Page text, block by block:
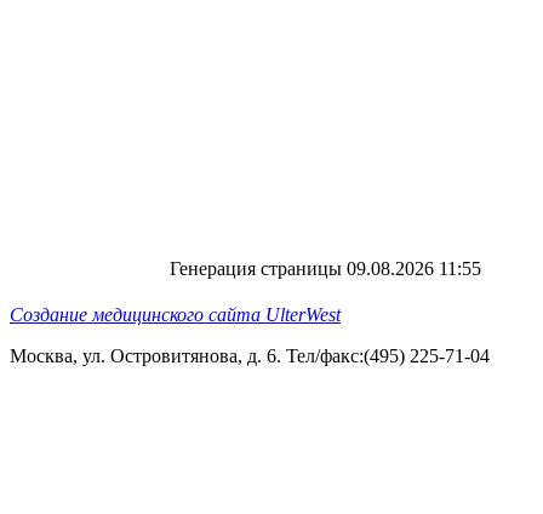
Генерация страницы 09.08.2026 11:55
Создание медицинского сайта UlterWest
Москва, ул. Островитянова, д. 6. Тел/факс:(495) 225-71-04